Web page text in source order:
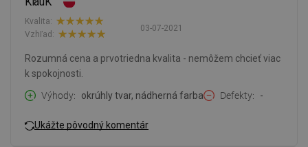
03-07-2021
Kvalita:
Vzhľad:
Rozumná cena a prvotriedna kvalita - nemôžem chcieť viac
k spokojnosti.
Výhody
okrúhly tvar, nádherná farba Defekty -
Ukážte pôvodný komentár